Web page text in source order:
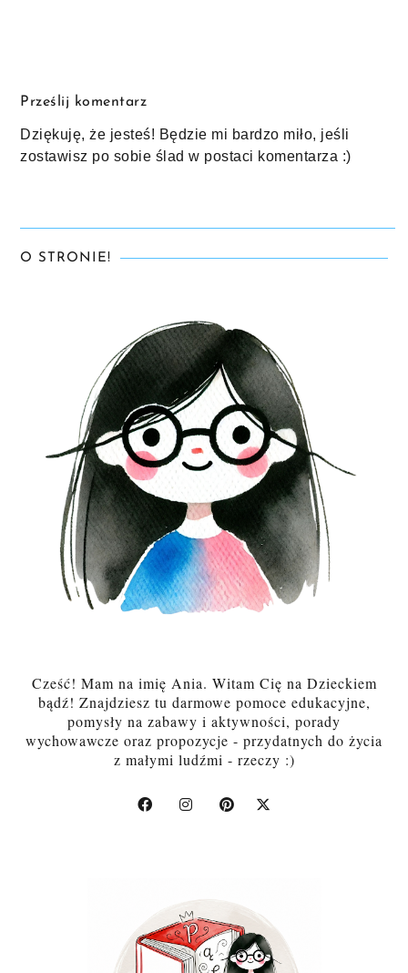
Prześlij komentarz
Dziękuję, że jesteś! Będzie mi bardzo miło, jeśli
zostawisz po sobie ślad w postaci komentarza :)
O STRONIE!
Cześć! Mam na imię Ania. Witam Cię na Dzieckiem
bądź! Znajdziesz tu darmowe pomoce edukacyjne,
pomysły na zabawy i aktywności, porady
wychowawcze oraz propozycje - przydatnych do życia
z małymi ludźmi - rzeczy :)